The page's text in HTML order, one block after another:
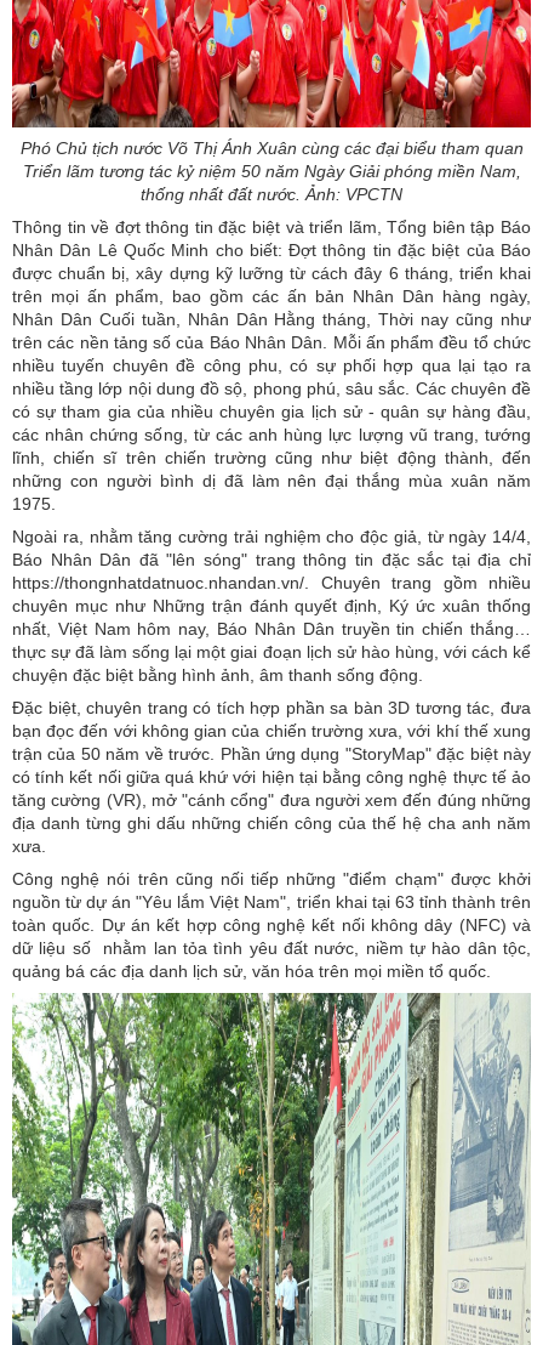
Phó Chủ tịch nước Võ Thị Ánh Xuân cùng các đại biểu tham quan
Triển lãm tương tác kỷ niệm 50 năm Ngày Giải phóng miền Nam,
thống nhất đất nước. Ảnh: VPCTN
Thông tin về đợt thông tin đặc biệt và triển lãm, Tổng biên tập Báo
Nhân Dân Lê Quốc Minh cho biết: Đợt thông tin đặc biệt của Báo
được chuẩn bị, xây dựng kỹ lưỡng từ cách đây 6 tháng, triển khai
trên mọi ấn phẩm, bao gồm các ấn bản Nhân Dân hàng ngày,
Nhân Dân Cuối tuần, Nhân Dân Hằng tháng, Thời nay cũng như
trên các nền tảng số của Báo Nhân Dân. Mỗi ấn phẩm đều tổ chức
nhiều tuyến chuyên đề công phu, có sự phối hợp qua lại tạo ra
nhiều tầng lớp nội dung đồ sộ, phong phú, sâu sắc. Các chuyên đề
có sự tham gia của nhiều chuyên gia lịch sử - quân sự hàng đầu,
các nhân chứng sống, từ các anh hùng lực lượng vũ trang, tướng
lĩnh, chiến sĩ trên chiến trường cũng như biệt động thành, đến
những con người bình dị đã làm nên đại thắng mùa xuân năm
1975.
Ngoài ra, nhằm tăng cường trải nghiệm cho độc giả, từ ngày 14/4,
Báo Nhân Dân đã "lên sóng" trang thông tin đặc sắc tại địa chỉ
https://thongnhatdatnuoc.nhandan.vn/. Chuyên trang gồm nhiều
chuyên mục như Những trận đánh quyết định, Ký ức xuân thống
nhất, Việt Nam hôm nay, Báo Nhân Dân truyền tin chiến thắng…
thực sự đã làm sống lại một giai đoạn lịch sử hào hùng, với cách kể
chuyện đặc biệt bằng hình ảnh, âm thanh sống động.
Đặc biệt, chuyên trang có tích hợp phần sa bàn 3D tương tác, đưa
bạn đọc đến với không gian của chiến trường xưa, với khí thế xung
trận của 50 năm về trước. Phần ứng dụng "StoryMap" đặc biệt này
có tính kết nối giữa quá khứ với hiện tại bằng công nghệ thực tế ảo
tăng cường (VR), mở "cánh cổng" đưa người xem đến đúng những
địa danh từng ghi dấu những chiến công của thế hệ cha anh năm
xưa.
Công nghệ nói trên cũng nối tiếp những "điểm chạm" được khởi
nguồn từ dự án "Yêu lắm Việt Nam", triển khai tại 63 tỉnh thành trên
toàn quốc. Dự án kết hợp công nghệ kết nối không dây (NFC) và
dữ liệu số nhằm lan tỏa tình yêu đất nước, niềm tự hào dân tộc,
quảng bá các địa danh lịch sử, văn hóa trên mọi miền tổ quốc.